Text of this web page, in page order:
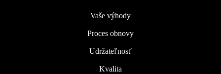
Vaše výhody
Proces obnovy
Udržateľnosť
Kvalita